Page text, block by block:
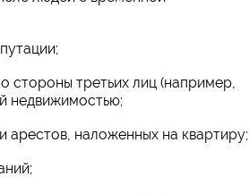
стороны третьих лиц (например,
недвижимостью;
арестов, наложенных на квартиру;